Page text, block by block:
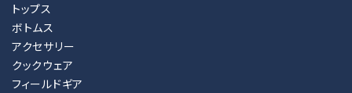
トップス
ボトムス
アクセサリー
クックウェア
フィールドギア